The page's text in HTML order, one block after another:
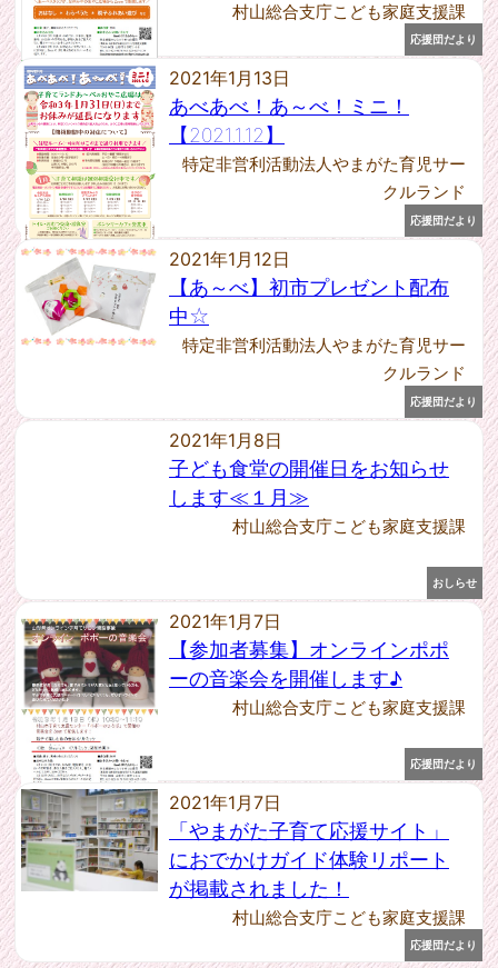
2021年2月 [7]
2021年1月 [7]
2020年12月 [6]
2020年11月 [3]
2020年9月 [3]
2020年8月 [2]
2020年7月 [6]
2020年6月 [2]
2020年5月 [8]
2020年4月 [4]
2020年3月 [2]
2020年2月 [6]
2019年11月 [1]
2019年9月 [1]
2018年2月 [1]
応援団だより
村山総合支庁こども家庭支援課
応援団だより
2021年1月13日
あべあべ！あ～べ！ミニ！
【2021.1.12】
特定非営利活動法人やまがた育児サー
クルランド
応援団だより
2021年1月12日
【あ～べ】初市プレゼント配布
中☆
特定非営利活動法人やまがた育児サー
クルランド
おしらせ
2021年1月8日
子ども食堂の開催日をお知らせ
します≪１月≫
村山総合支庁こども家庭支援課
応援団だより
2021年1月7日
【参加者募集】オンラインポポ
ーの音楽会を開催します♪
村山総合支庁こども家庭支援課
応援団だより
2021年1月7日
「やまがた子育て応援サイト」
におでかけガイド体験リポート
が掲載されました！
村山総合支庁こども家庭支援課